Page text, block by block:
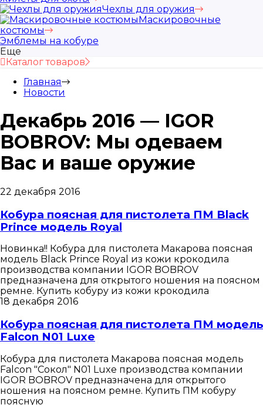
Чехлы для оружия
Маскировочные
костюмы
Эмблемы на кобуре
Еще
Каталог товаров
Главная
Новости
Декабрь 2016 — IGOR
BOBROV: Мы одеваем
Вас и ваше оружие
22 декабря 2016
Кобура поясная для пистолета ПМ Black
Prince модель Royal
Новинка!! Кобура для пистолета Макарова поясная
модель Black Prince Royal из кожи крокодила
производства компании IGOR BOBROV
предназначена для открытого ношения на поясном
ремне. Купить кобуру из кожи крокодила
18 декабря 2016
Кобура поясная для пистолета ПМ модель
Falcon N01 Luxe
Кобура для пистолета Макарова поясная модель
Falcon "Сокол" N01 Luxe производства компании
IGOR BOBROV предназначена для открытого
ношения на поясном ремне. Купить ПМ кобуру
поясную